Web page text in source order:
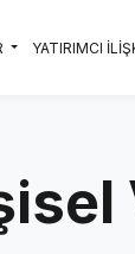
YATIRIMCI